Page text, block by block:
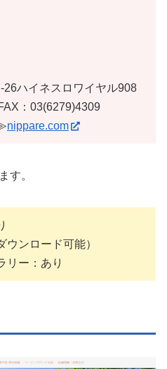
26ハイネスロワイヤル908
：03(6279)4309
nippare.com
す。
ウンロード可能）
リー：あり